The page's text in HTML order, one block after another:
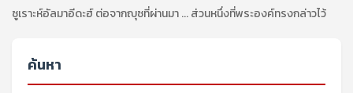
ซูเราะห์อัลมาอีดะฮ์ ต่อจากญุซที่ผ่านมา ... ส่วนหนึ่งที่พระองค์ทรงกล่าวไว้
ค้นหา